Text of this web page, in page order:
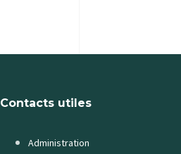
Contacts utiles
Administration